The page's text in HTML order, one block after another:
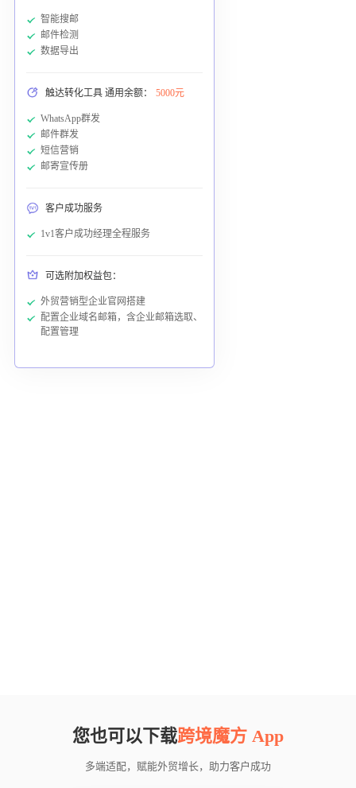
智能搜邮
邮件检测
数据导出
触达转化工具 通用余额： 5000元
WhatsApp群发
邮件群发
短信营销
邮寄宣传册
客户成功服务
1v1客户成功经理全程服务
可选附加权益包：
外贸营销型企业官网搭建
配置企业域名邮箱，含企业邮箱选取、
配置管理
您也可以下载跨境魔方 App
多端适配，赋能外贸增长，助力客户成功